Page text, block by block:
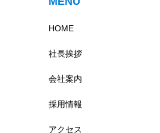
HOME
社長挨拶
会社案内
採用情報
アクセス